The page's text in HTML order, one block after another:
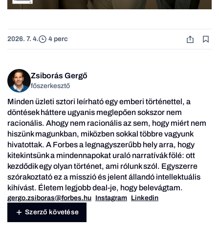
2026. 7. 4. 4 perc
Zsiborás Gergő
főszerkesztő
Minden üzleti sztori leírható egy emberi történettel, a
döntések háttere ugyanis meglepően sokszor nem
racionális. Ahogy nem racionális az sem, hogy miért nem
hiszünk magunkban, miközben sokkal többre vagyunk
hivatottak. A Forbes a legnagyszerűbb hely arra, hogy
kitekintsünk a mindennapokat uraló narratívák fölé: ott
kezdődik egy olyan történet, ami rólunk szól. Egyszerre
szórakoztató ez a misszió és jelent állandó intellektuális
kihívást. Életem legjobb deal-je, hogy belevágtam.
gergo.zsiboras@forbes.hu Instagram Linkedin
Szerző követése